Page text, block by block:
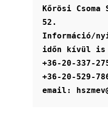
Kőrösi Csoma
52.
Információ/
időn kívül is
+36-20-337-
+36-20-529-
email: